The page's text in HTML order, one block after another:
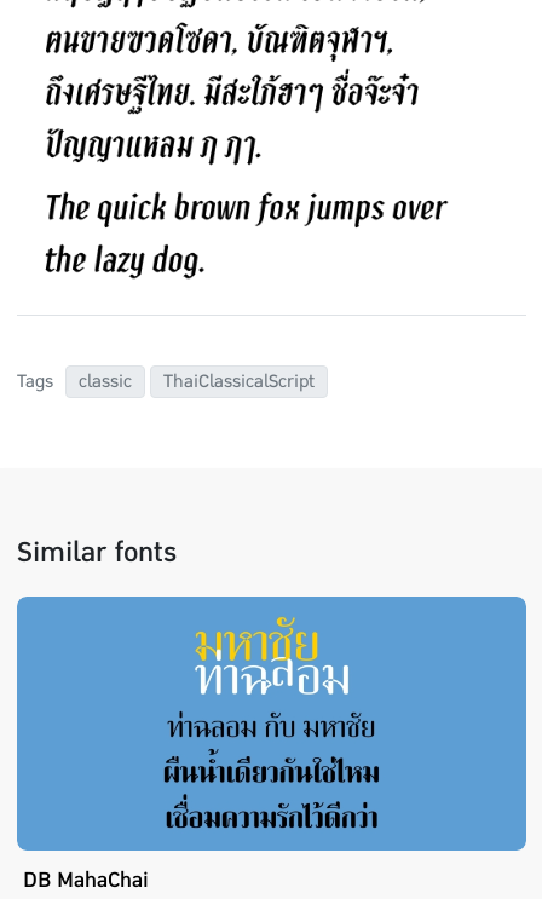
Tags classic ThaiClassicalScript
Similar fonts
DB MahaChai